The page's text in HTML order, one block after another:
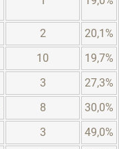
2
20,1%
10
19,7%
3
27,3%
8
30,0%
3
49,0%